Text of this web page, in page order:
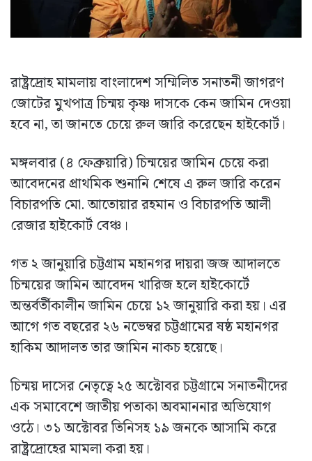
রাষ্ট্রদ্রোহ মামলায় বাংলাদেশ সম্মিলিত সনাতনী জাগরণ
জোটের মুখপাত্র চিন্ময় কৃষ্ণ দাসকে কেন জামিন দেওয়া
হবে না, তা জানতে চেয়ে রুল জারি করেছেন হাইকোর্ট।
মঙ্গলবার (৪ ফেব্রুয়ারি) চিন্ময়ের জামিন চেয়ে করা
আবেদনের প্রাথমিক শুনানি শেষে এ রুল জারি করেন
বিচারপতি মো. আতোয়ার রহমান ও বিচারপতি আলী
রেজার হাইকোর্ট বেঞ্চ।
গত ২ জানুয়ারি চট্টগ্রাম মহানগর দায়রা জজ আদালতে
চিন্ময়ের জামিন আবেদন খারিজ হলে হাইকোর্টে
অন্তর্বর্তীকালীন জামিন চেয়ে ১২ জানুয়ারি করা হয়। এর
আগে গত বছরের ২৬ নভেম্বর চট্টগ্রামের ষষ্ঠ মহানগর
হাকিম আদালত তার জামিন নাকচ হয়েছে।
চিন্ময় দাসের নেতৃত্বে ২৫ অক্টোবর চট্টগ্রামে সনাতনীদের
এক সমাবেশে জাতীয় পতাকা অবমাননার অভিযোগ
ওঠে। ৩১ অক্টোবর তিনিসহ ১৯ জনকে আসামি করে
রাষ্ট্রদ্রোহের মামলা করা হয়।